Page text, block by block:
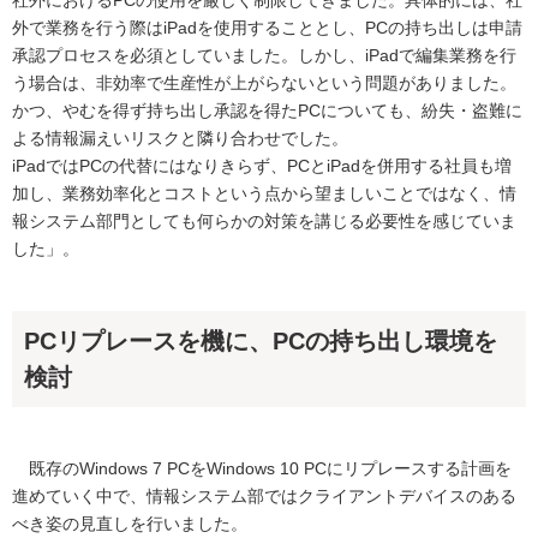
外で業務を行う際はiPadを使用することとし、PCの持ち出しは申請
承認プロセスを必須としていました。しかし、iPadで編集業務を行
う場合は、非効率で生産性が上がらないという問題がありました。
かつ、やむを得ず持ち出し承認を得たPCについても、紛失・盗難に
よる情報漏えいリスクと隣り合わせでした。
iPadではPCの代替にはなりきらず、PCとiPadを併用する社員も増
加し、業務効率化とコストという点から望ましいことではなく、情
報システム部門としても何らかの対策を講じる必要性を感じていま
した」。
PCリプレースを機に、PCの持ち出し環境を
検討
既存のWindows 7 PCをWindows 10 PCにリプレースする計画を
進めていく中で、情報システム部ではクライアントデバイスのある
べき姿の見直しを行いました。